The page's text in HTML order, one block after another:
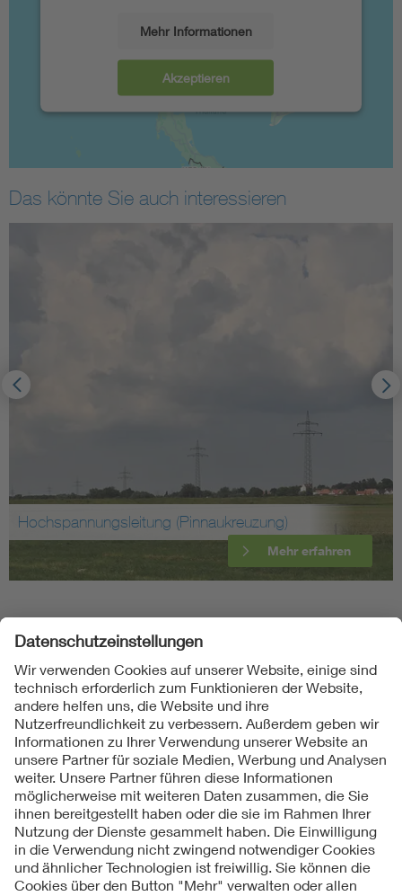
Mehr Informationen
Akzeptieren
Das könnte Sie auch interessieren
Hochspannungsleitung (Pinnaukreuzung)
Mehr erfahren
Folgen Sie uns
Kontakte
Service